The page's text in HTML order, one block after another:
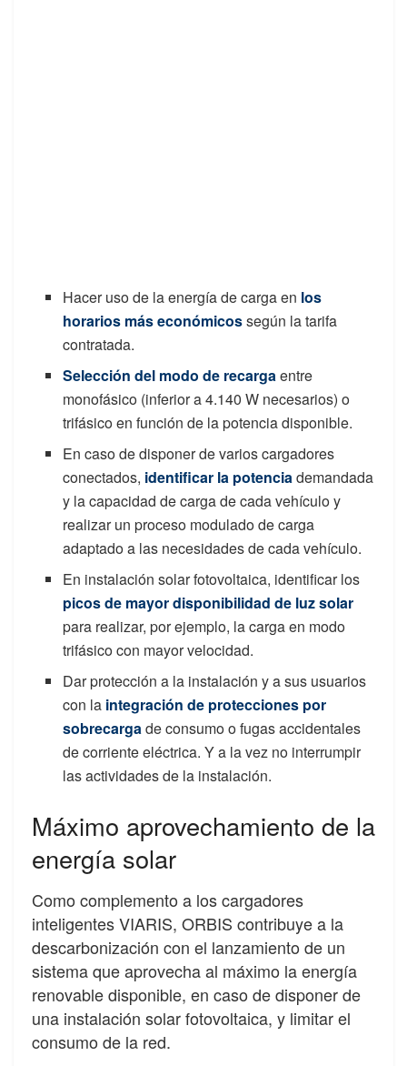
Hacer uso de la energía de carga en los
horarios más económicossegún la tarifa
contratada.
Selección del modo de recargaentre
monofásico (inferior a 4.140 W necesarios) o
trifásico en función de la potencia disponible.
En caso de disponer de varios cargadores
conectados, identificar la potenciademandada
y la capacidad de carga de cada vehículo y
realizar un proceso modulado de carga
adaptado a las necesidades de cada vehículo.
En instalación solar fotovoltaica, identificar los
picos de mayor disponibilidad de luz solar
para realizar, por ejemplo, la carga en modo
trifásico con mayor velocidad.
Dar protección a la instalación y a sus usuarios
con la integración de protecciones por
sobrecargade consumo o fugas accidentales
de corriente eléctrica. Y a la vez no interrumpir
las actividades de la instalación.
Máximo aprovechamiento de la
energía solar
Como complemento a los cargadores
inteligentes VIARIS, ORBIS contribuye a la
descarbonización con el lanzamiento de un
sistema que aprovecha al máximo la energía
renovable disponible, en caso de disponer de
una instalación solar fotovoltaica, y limitar el
consumo de la red.